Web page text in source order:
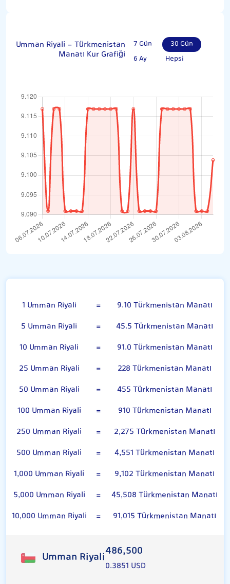
Umman Riyali - Türkmenistan
Manatı Kur Grafiği
7 Gün
30 Gün
6 Ay
Hepsi
1 Umman Riyali =
9.10 Türkmenistan Manatı
5 Umman Riyali
=
45.5 Türkmenistan Manatı
10 Umman Riyali
=
91.0 Türkmenistan Manatı
25 Umman Riyali
=
228 Türkmenistan Manatı
50 Umman Riyali
=
455 Türkmenistan Manatı
100 Umman Riyali
=
910 Türkmenistan Manatı
250 Umman Riyali
=
2,275 Türkmenistan Manatı
500 Umman Riyali
=
4,551 Türkmenistan Manatı
1,000 Umman Riyali
=
9,102 Türkmenistan Manatı
5,000 Umman Riyali
=
45,508 Türkmenistan Manatı
10,000 Umman Riyali
= 91,015 Türkmenistan Manatı
Umman Riyali486,500
0.3851 USD